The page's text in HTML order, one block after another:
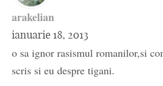
arakelian
ianuarie 18, 2013
o sa ignor rasismul romanilor,si
scris si eu despre tigani.